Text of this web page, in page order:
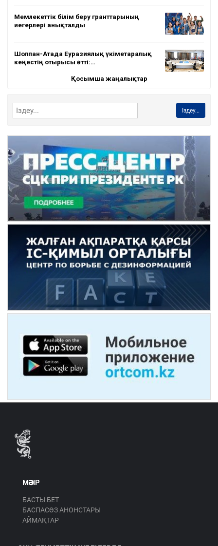
Мемлекеттік білім беру гранттарының
иегерлері анықталды
Шолпан-Атада Еуразиялық үкіметаралық
кеңестің отырысы өтті:…
Қосымша жаңалықтар
Іздеу...
МӘЗІР
БАСТЫ БЕТ
БАСПАСӨЗ АНОНСТАРЫ
АЙМАҚТАР